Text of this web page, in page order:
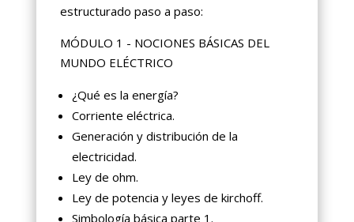
estructurado paso a paso:
MÓDULO 1 - NOCIONES BÁSICAS DEL
MUNDO ELÉCTRICO
¿Qué es la energía?
Corriente eléctrica.
Generación y distribución de la
electricidad.
Ley de ohm.
Ley de potencia y leyes de kirchoff.
Simbología básica parte 1.